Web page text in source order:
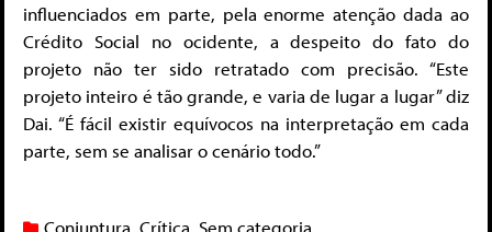
influenciados em parte, pela enorme atenção dada ao
Crédito Social no ocidente, a despeito do fato do
projeto não ter sido retratado com precisão. “Este
projeto inteiro é tão grande, e varia de lugar a lugar” diz
Dai. “É fácil existir equívocos na interpretação em cada
parte, sem se analisar o cenário todo.”
Conjuntura Crítica Sem categoria